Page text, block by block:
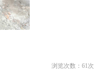
浏览次数： 61次